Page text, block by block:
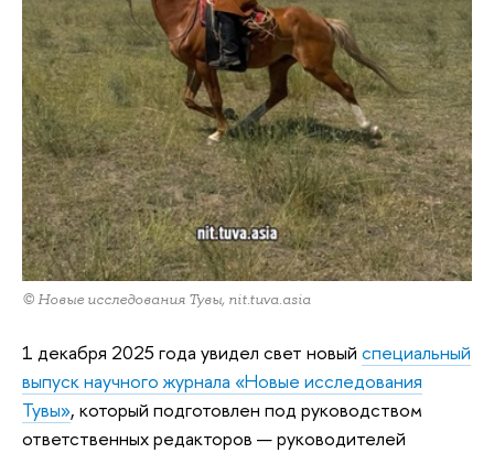
© Новые исследования Тувы, nit.tuva.asia
1 декабря 2025 года увидел свет новый специальный
выпуск научного журнала «Новые исследования
Тувы», который подготовлен под руководством
ответственных редакторов — руководителей